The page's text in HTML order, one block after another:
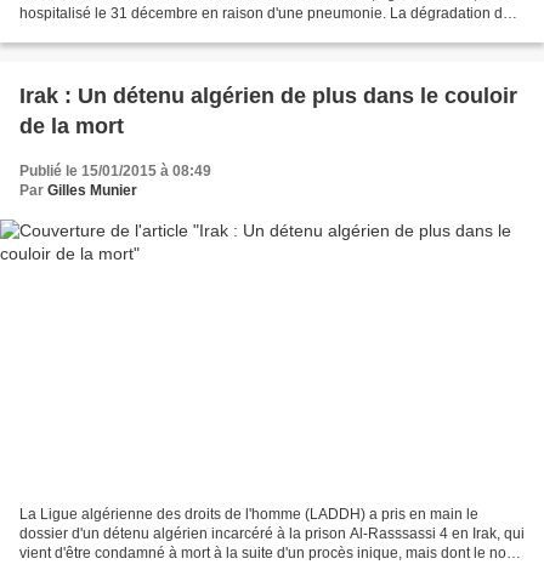
hospitalisé le 31 décembre en raison d'une pneumonie. La dégradation de
Irak : Un détenu algérien de plus dans le couloir
de la mort
Publié le 15/01/2015 à 08:49
Par Gilles Munier
La Ligue algérienne des droits de l'homme (LADDH) a pris en main le
dossier d'un détenu algérien incarcéré à la prison Al-Rasssassi 4 en Irak, qui
vient d'être condamné à mort à la suite d'un procès inique, mais dont le nom